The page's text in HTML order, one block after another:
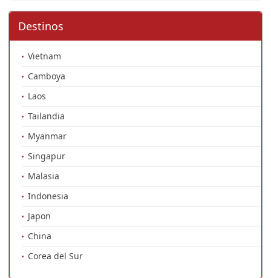
Destinos
Vietnam
Camboya
Laos
Tailandia
Myanmar
Singapur
Malasia
Indonesia
Japon
China
Corea del Sur